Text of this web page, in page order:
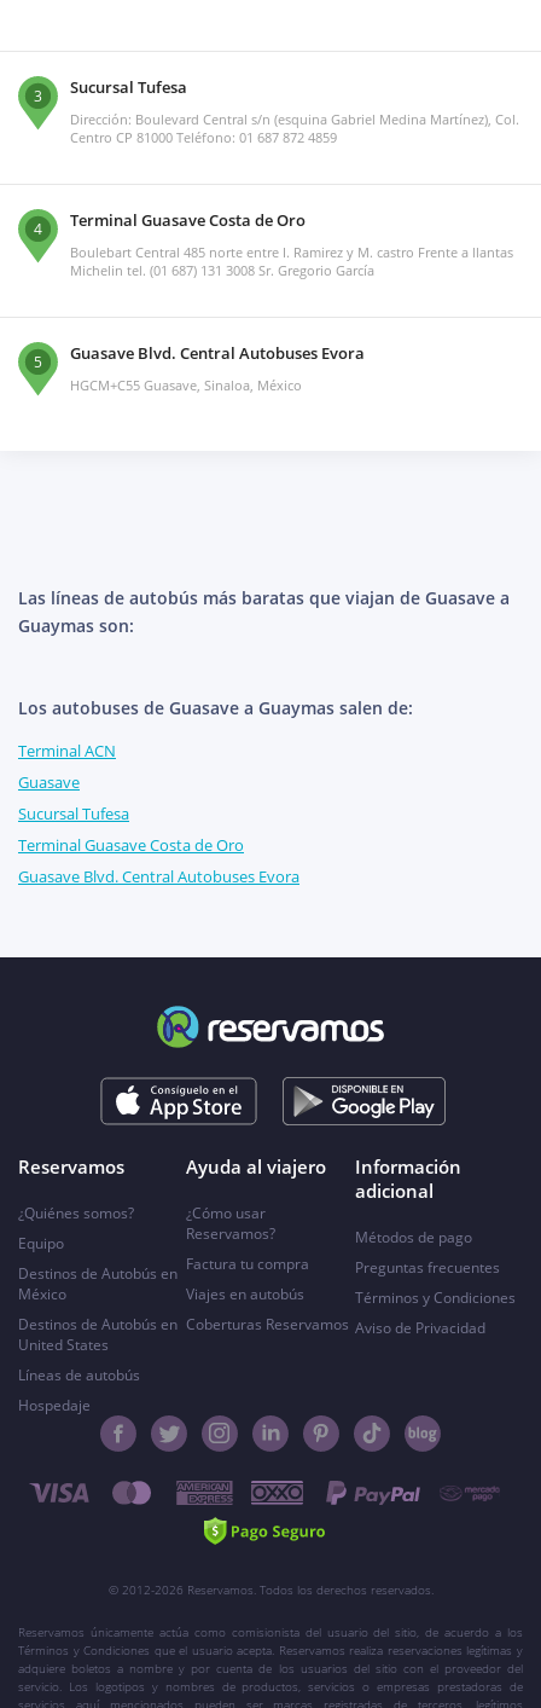
3 Sucursal Tufesa
Dirección: Boulevard Central s/n (esquina Gabriel Medina Martínez), Col.
Centro CP 81000 Teléfono: 01 687 872 4859
4 Terminal Guasave Costa de Oro
Boulebart Central 485 norte entre I. Ramirez y M. castro Frente a llantas
Michelin tel. (01 687) 131 3008 Sr. Gregorio García
5 Guasave Blvd. Central Autobuses Evora
HGCM+C55 Guasave, Sinaloa, México
Las líneas de autobús más baratas que viajan de Guasave a
Guaymas son:
Los autobuses de Guasave a Guaymas salen de:
Terminal ACN
Guasave
Sucursal Tufesa
Terminal Guasave Costa de Oro
Guasave Blvd. Central Autobuses Evora
Reservamos
¿Quiénes somos?
Equipo
Destinos de Autobús en
México
Destinos de Autobús en
United States
Líneas de autobús
Hospedaje
Ayuda al viajero
¿Cómo usar
Reservamos?
Factura tu compra
Viajes en autobús
Coberturas Reservamos
Información
adicional
Métodos de pago
Preguntas frecuentes
Términos y Condiciones
Aviso de Privacidad
© 2012-2026 Reservamos. Todos los derechos reservados.
Reservamos únicamente actúa como comisionista del usuario del sitio, de acuerdo a los
Términos y Condiciones que el usuario acepta. Reservamos realiza reservaciones legítimas y
adquiere boletos a nombre y por cuenta de los usuarios del sitio con el proveedor del
servicio. Los logotipos y nombres de productos, servicios o empresas prestadoras de